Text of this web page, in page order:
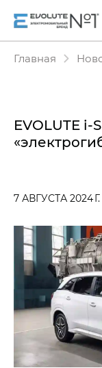
Главная
EVOLUTE
7 АВГУСТА 2024 Г.